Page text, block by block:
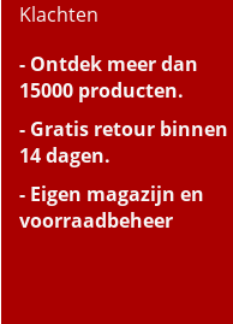
Klachten
- Ontdek meer dan
15000 producten.
- Gratis retour binnen
14 dagen.
- Eigen magazijn en
voorraadbeheer